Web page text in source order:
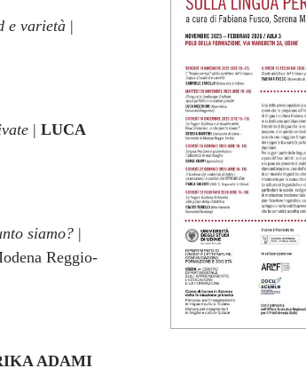
e varietà |
|LUCA
siamo? |
Reggio-
ADAMI